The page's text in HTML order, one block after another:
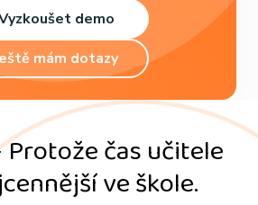
demo
mám dotazy
Protože čas učitele
ve škole.